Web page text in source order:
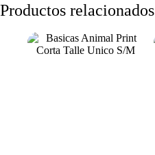
Productos relacionados